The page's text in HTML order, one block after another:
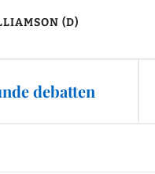
(D)
debatten